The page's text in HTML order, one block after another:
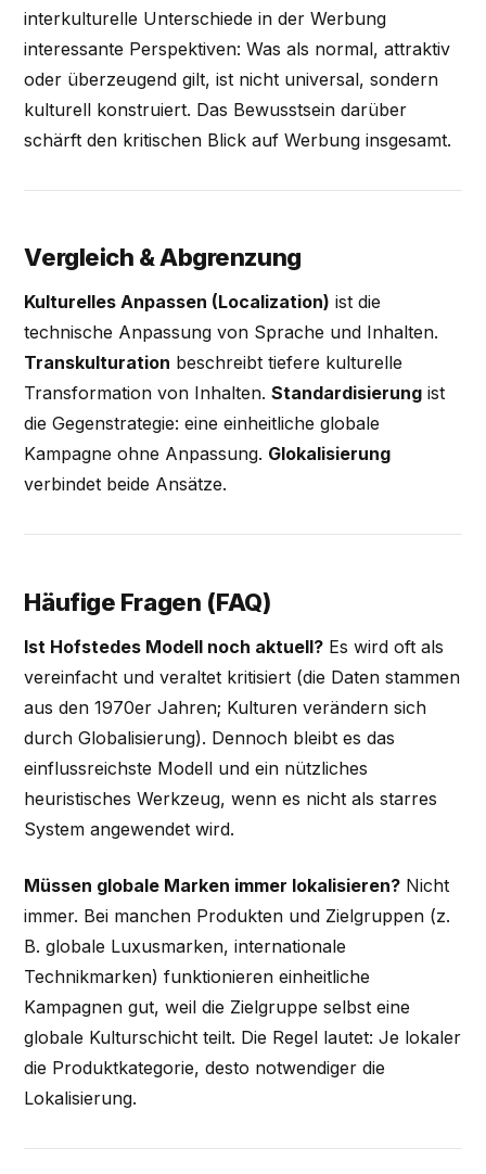
interkulturelle Unterschiede in der Werbung
interessante Perspektiven: Was als normal, attraktiv
oder überzeugend gilt, ist nicht universal, sondern
kulturell konstruiert. Das Bewusstsein darüber
schärft den kritischen Blick auf Werbung insgesamt.
Vergleich & Abgrenzung
Kulturelles Anpassen (Localization) ist die
technische Anpassung von Sprache und Inhalten.
Transkulturation beschreibt tiefere kulturelle
Transformation von Inhalten.Standardisierung ist
die Gegenstrategie: eine einheitliche globale
Kampagne ohne Anpassung. Glokalisierung
verbindet beide Ansätze.
Häufige Fragen (FAQ)
Ist Hofstedes Modell noch aktuell? Es wird oft als
vereinfacht und veraltet kritisiert (die Daten stammen
aus den 1970er Jahren; Kulturen verändern sich
durch Globalisierung). Dennoch bleibt es das
einflussreichste Modell und ein nützliches
heuristisches Werkzeug, wenn es nicht als starres
System angewendet wird.
Müssen globale Marken immer lokalisieren? Nicht
immer. Bei manchen Produkten und Zielgruppen (z.
B. globale Luxusmarken, internationale
Technikmarken) funktionieren einheitliche
Kampagnen gut, weil die Zielgruppe selbst eine
globale Kulturschicht teilt. Die Regel lautet: Je lokaler
die Produktkategorie, desto notwendiger die
Lokalisierung.